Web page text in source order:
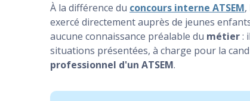
À la différence du concours interne ATSEM,
exercé directement auprès de jeunes
aucune connaissance préalable du métier:
situations présentées, à charge pour la
professionnel d'un ATSEM.